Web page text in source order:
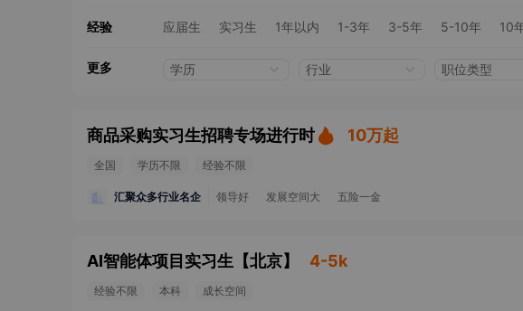
经验 应届生 实习生 1年以内 1-3年 3-5年 5-10年 10
更多 学历 行业 职位类型
商品采购实习生招聘专场进行时 10万起
全国 学历不限 经验不限
汇聚众多行业名企 领导好 发展空间大 五险一金
AI智能体项目实习生 【北京】 4-5k
经验不限 本科 成长空间